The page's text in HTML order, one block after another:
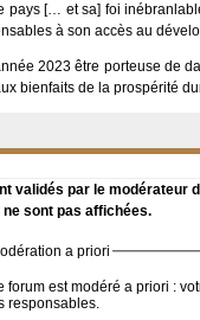
pays [… et sa] foi
à son accès au
2023 être porteuse de
bienfaits de la prospérité
validés par le modérateur
sont pas affichées.
a priori
forum est modéré a priori :
responsables.